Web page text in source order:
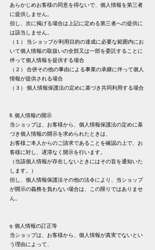
あらかじめお客様の同意を得ないで、個人情報を第三者
に提供しません。
但し、次に掲げる場合は上記に定める第三者への提供に
は該当しません。
（１） 当ショップが利用目的の達成に必要な範囲内にお
いて個人情報の取扱いの全部又は一部を委託することに
伴って個人情報を提供する場合
（２） 合併その他の事由による事業の承継に伴って個人
情報が提供される場合
（３） 個人情報保護法の定めに基づき共同利用する場合
8. 個人情報の開示
当ショップは、お客様から、個人情報保護法の定めに基
づき個人情報の開示を求められたときは、
お客様ご本人からのご請求であることを確認の上で、お
客様に対し、遅滞なく開示を行います。
（当該個人情報が存在しないときにはその旨を通知いた
します。）
但し、個人情報保護法その他の法令により、当ショップ
が開示の義務を負わない場合は、この限りではありませ
ん。
9. 個人情報の訂正等
当ショップは、お客様から、個人情報が真実でないとい
う理由によって、